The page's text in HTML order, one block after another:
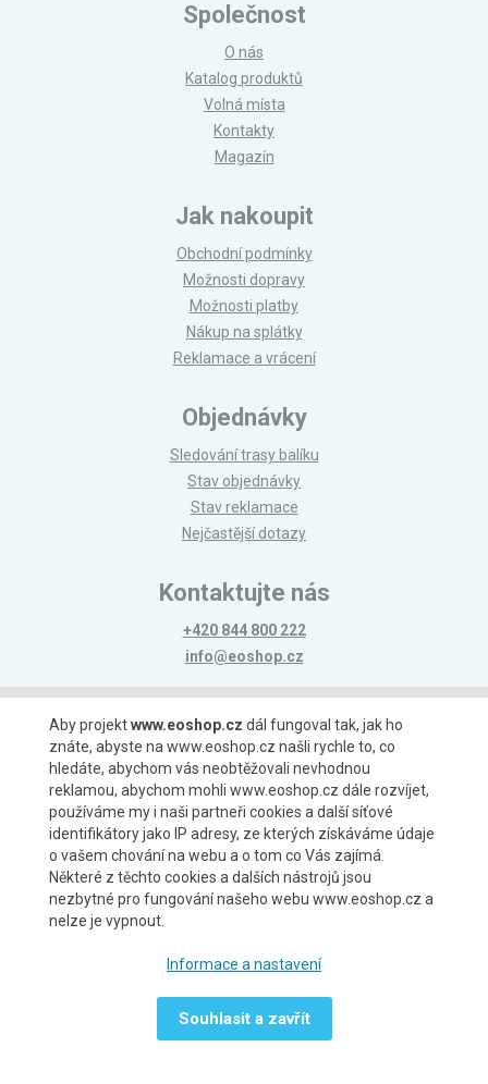
Společnost
O nás
Katalog produktů
Volná místa
Kontakty
Magazín
Jak nakoupit
Obchodní podmínky
Možnosti dopravy
Možnosti platby
Nákup na splátky
Reklamace a vrácení
Objednávky
Sledování trasy balíku
Stav objednávky
Stav reklamace
Nejčastější dotazy
Kontaktujte nás
+420 844 800 222
info@eoshop.cz
Možnosti platby
Možnosti dopravy
Aby projektwww.eoshop.cz dál fungoval tak, jak ho
znáte, abyste na www.eoshop.cz našli rychle to, co
hledáte, abychom vás neobtěžovali nevhodnou
reklamou, abychom mohli www.eoshop.cz dále rozvíjet,
používáme my i naši partneři cookies a další síťové
identifikátory jako IP adresy, ze kterých získáváme údaje
o vašem chování na webu a o tom co Vás zajímá.
Některé z těchto cookies a dalších nástrojů jsou
nezbytné pro fungování našeho webu www.eoshop.cz a
nelze je vypnout.
Informace a nastavení
Souhlasit a zavřít